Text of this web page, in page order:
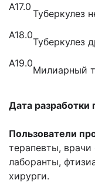
A17.0
Туберкулез
A18.0
Туберкулез
A19.0
Милиарный
Дата разработки
Пользователи
терапевты,
лаборанты,
хирурги.